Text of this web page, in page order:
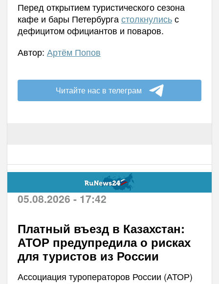
Перед открытием туристического сезона
кафе и бары Петербургастолкнулисьс
дефицитом официантов и поваров.
Автор: Артём Попов
Читайте нас в телеграм
05.08.2026 - 17:42
Платный въезд в Казахстан:
АТОР предупредила о рисках
для туристов из России
Ассоциация туроператоров России (АТОР)